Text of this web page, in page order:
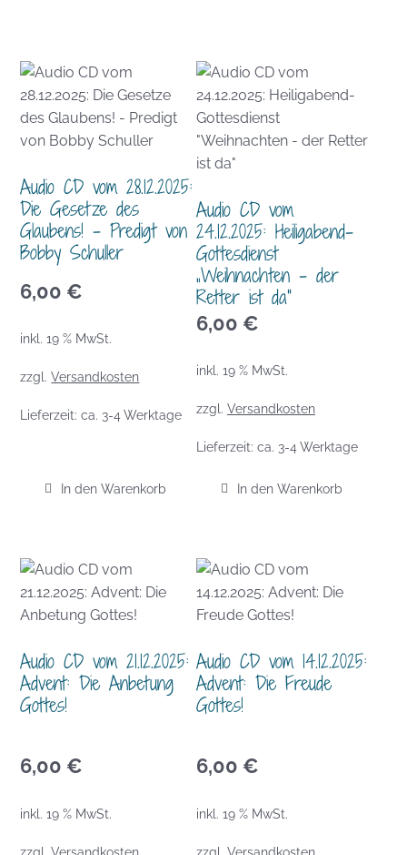
Audio CD vom 28.12.2025:
Die Gesetze des
Glaubens! – Predigt von
Bobby Schuller
6,00 €
inkl. 19 % MwSt.
zzgl.Versandkosten
Lieferzeit:ca. 3-4 Werktage
In den Warenkorb
Audio CD vom
24.12.2025: Heiligabend-
Gottesdienst
„Weihnachten – der
Retter ist da“
6,00 €
inkl. 19 % MwSt.
zzgl. Versandkosten
Lieferzeit: ca. 3-4 Werktage
In den Warenkorb
Audio CD vom 21.12.2025:
Advent: Die Anbetung
Gottes!
6,00 €
inkl. 19 % MwSt.
zzgl.Versandkosten
Audio CD vom 14.12.2025:
Advent: Die Freude
Gottes!
6,00 €
inkl. 19 % MwSt.
zzgl. Versandkosten